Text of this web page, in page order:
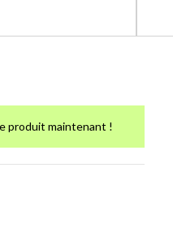
produit maintenant !